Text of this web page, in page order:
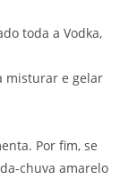
toda a Vodka,
misturar e gelar
Por fim, se
chuva amarelo